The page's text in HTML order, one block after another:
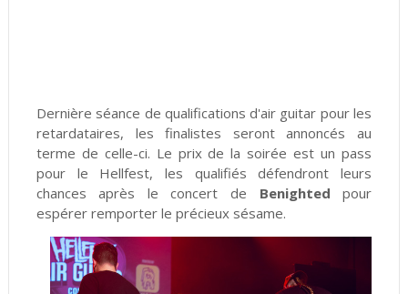
Dernière séance de qualifications d'air guitar pour les
retardataires, les finalistes seront annoncés au
terme de celle-ci. Le prix de la soirée est un pass
pour le Hellfest, les qualifiés défendront leurs
chances après le concert de Benighted pour
espérer remporter le précieux sésame.